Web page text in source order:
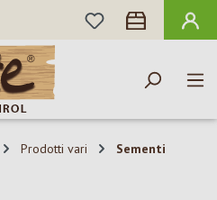
HAI 0 ARTICOLI
Prodotti vari Sementi